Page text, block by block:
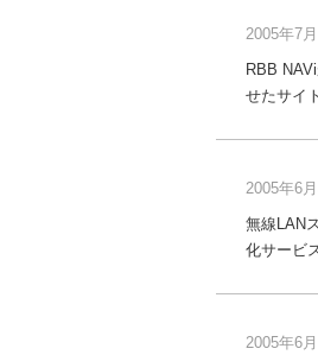
2005年7
RBB
せたサイ
2005年6
無線LAN
化サービ
2005年6